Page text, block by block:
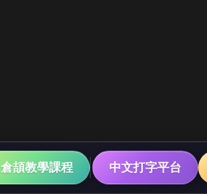
倉頡教學課程 中文打字平台